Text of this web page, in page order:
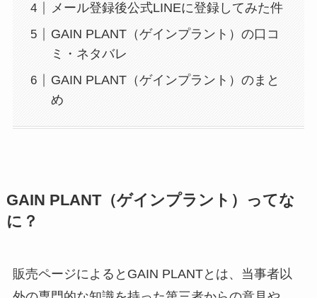
メール登録後公式LINEに登録してみた件
GAIN PLANT（ゲインプラント）の口コ
ミ・ネタバレ
GAIN PLANT（ゲインプラント）のまと
め
GAIN PLANT（ゲインプラント）ってな
に？
販売ページによるとGAIN PLANTとは、当事者以